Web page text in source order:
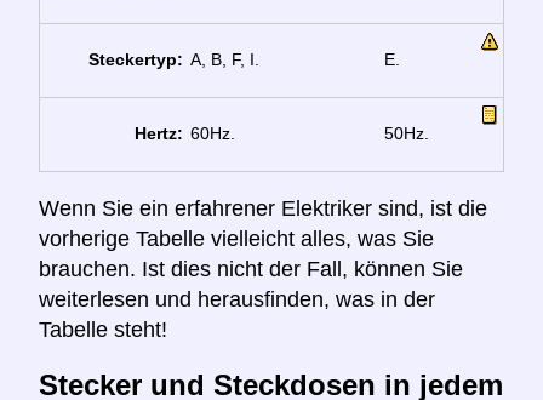
Steckertyp: A, B, F, I. E.
Hertz: 60Hz. 50Hz.
Wenn Sie ein erfahrener Elektriker sind, ist die
vorherige Tabelle vielleicht alles, was Sie
brauchen. Ist dies nicht der Fall, können Sie
weiterlesen und herausfinden, was in der
Tabelle steht!
Stecker und Steckdosen in jedem